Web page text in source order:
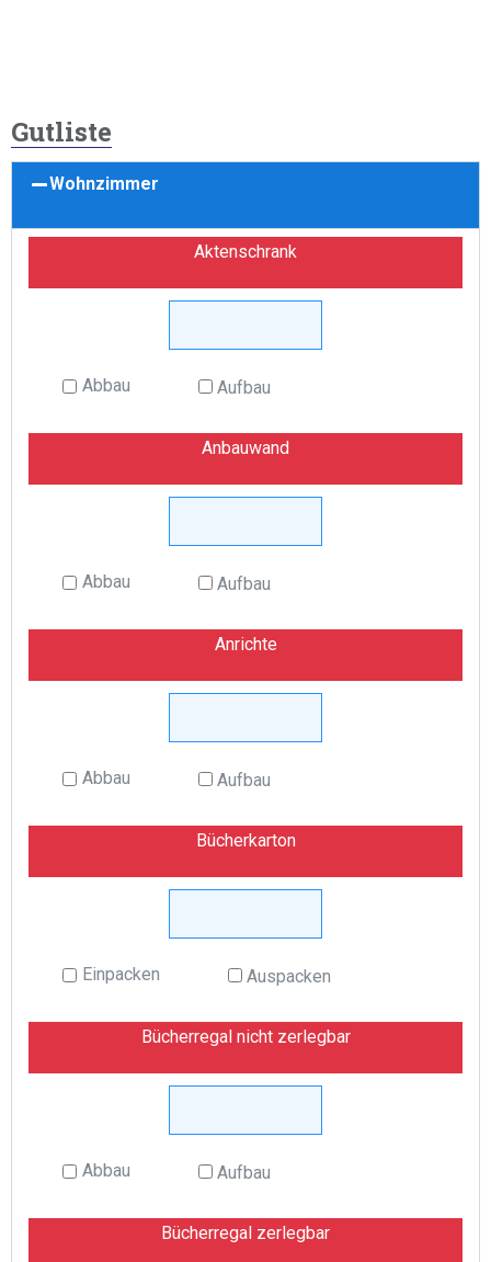
Gutliste
Wohnzimmer
Aktenschrank
Abbau Aufbau
Anbauwand
Abbau Aufbau
Anrichte
Abbau Aufbau
Bücherkarton
Einpacken Auspacken
Bücherregal nicht zerlegbar
Abbau Aufbau
Bücherregal zerlegbar